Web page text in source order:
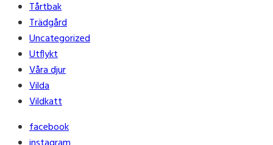
Tårtbak
Trädgård
Uncategorized
Utflykt
Våra djur
Vilda
Vildkatt
facebook